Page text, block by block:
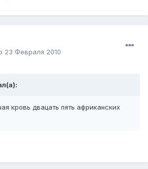
23 Февраля 2010
кровь двацать пять африканских